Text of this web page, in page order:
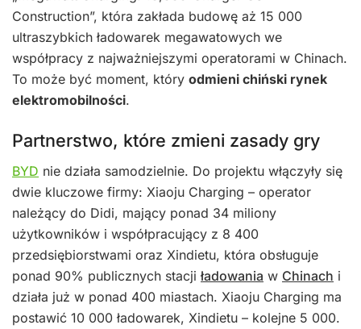
Construction”, która zakłada budowę aż 15 000
ultraszybkich ładowarek megawatowych we
współpracy z najważniejszymi operatorami w Chinach.
To może być moment, który odmieni chiński rynek
elektromobilności.
Partnerstwo, które zmieni zasady gry
BYD nie działa samodzielnie. Do projektu włączyły się
dwie kluczowe firmy: Xiaoju Charging – operator
należący do Didi, mający ponad 34 miliony
użytkowników i współpracujący z 8 400
przedsiębiorstwami oraz Xindietu, która obsługuje
ponad 90% publicznych stacji ładowania w Chinach i
działa już w ponad 400 miastach. Xiaoju Charging ma
postawić 10 000 ładowarek, Xindietu – kolejne 5 000.